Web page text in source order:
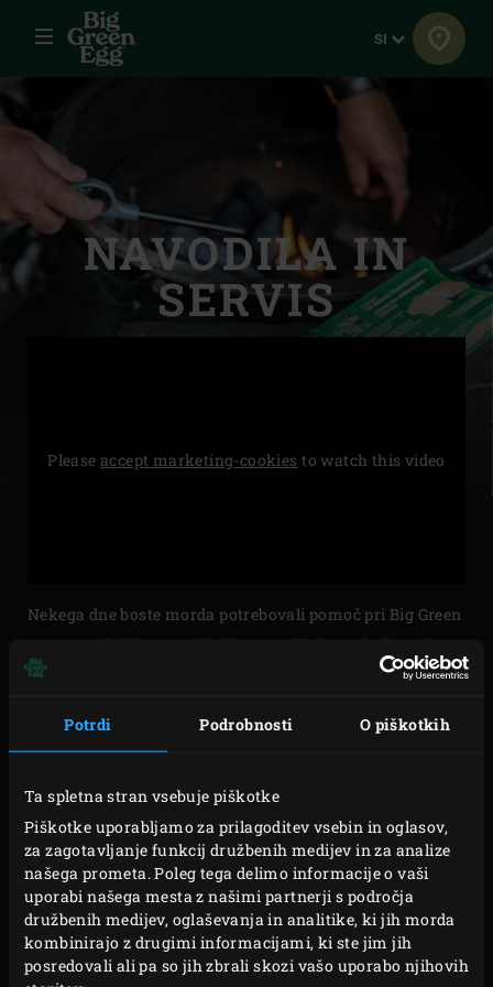
Potrdi Podrobnosti O piškotkih
Ta spletna stran vsebuje piškotke
Piškotke uporabljamo za prilagoditev vsebin in oglasov,
za zagotavljanje funkcij družbenih medijev in za analize
našega prometa. Poleg tega delimo informacije o vaši
uporabi našega mesta z našimi partnerji s področja
družbenih medijev, oglaševanja in analitike, ki jih morda
kombinirajo z drugimi informacijami, ki ste jim jih
posredovali ali pa so jih zbrali skozi vašo uporabo njihovih
Menu Jezik
SI
NAVODILA IN
SERVIS
Pleaseaccept marketing-cookies to watch this video
Nekega dne boste morda potrebovali pomoč pri Big Green
Eggu. Naslednje strani dajejo navodila in podrobnosti o
naši storitvi v pričakovanju tistega dne. Nadaljujte branje
očistiti in vzdrževati svoj EGG! Video posnetka Quickstart
naslednje strani podrobno opisane za vsako temo.
Registrirajtesvoj EGG, da izkoristite prednosti naše
storitve in naše garancije.